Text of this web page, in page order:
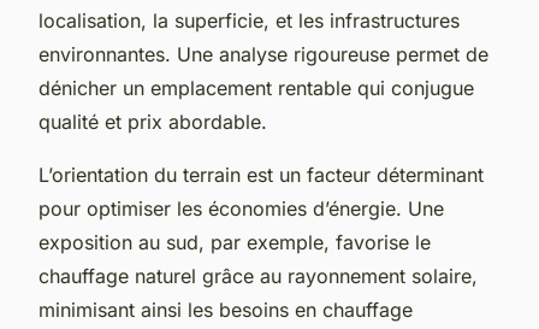
localisation, la superficie, et les infrastructures
environnantes. Une analyse rigoureuse permet de
dénicher un emplacement rentable qui conjugue
qualité et prix abordable.
L’orientation du terrain est un facteur déterminant
pour optimiser les économies d’énergie. Une
exposition au sud, par exemple, favorise le
chauffage naturel grâce au rayonnement solaire,
minimisant ainsi les besoins en chauffage